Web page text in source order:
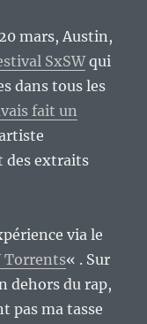
mars, Austin,
SxSWqui
dans tous les
fait un
des extraits
via le
Torrents« . Sur
dehors du rap,
pas ma tasse